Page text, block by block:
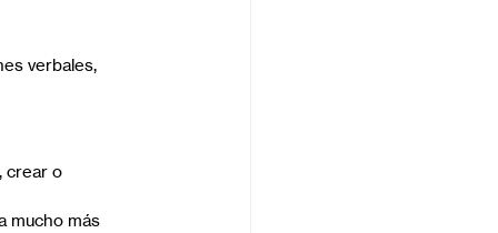
verbales,
crear o
mucho más